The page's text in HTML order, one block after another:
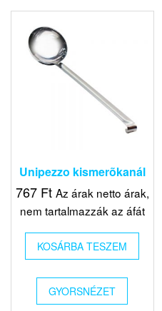
Unipezzo kismerõkanál
767 Ft Az árak netto árak,
nem tartalmazzák az áfát
KOSÁRBA TESZEM
GYORSNÉZET